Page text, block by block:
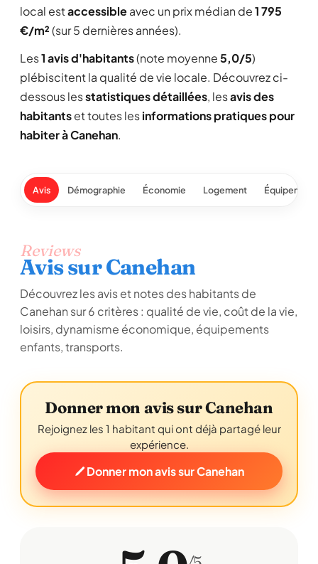
local estaccessibleavec un prix médian de1 795
€/m²(sur 5 dernières années).
Les1 avis d'habitants(note moyenne5,0/5)
plébiscitent la qualité de vie locale. Découvrez ci-
dessous lesstatistiques détaillées, lesavis des
habitantset toutes lesinformations pratiques pour
habiter à Canehan.
Avis Démographie Économie Logement
Reviews
Avis sur Canehan
Découvrez les avis et notes des habitants de
Canehan sur 6 critères : qualité de vie, coût de la vie,
loisirs, dynamisme économique, équipements
enfants, transports.
Donner mon avis sur Canehan
Rejoignez les 1 habitant qui ont déjà partagé leur
expérience.
Donner mon avis sur Canehan